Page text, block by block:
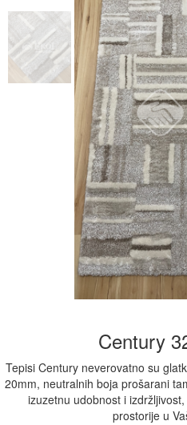
Century
Tepisi Century neverovatno su
20mm, neutralnih boja prošarani
izuzetnu udobnost i
prostorije u